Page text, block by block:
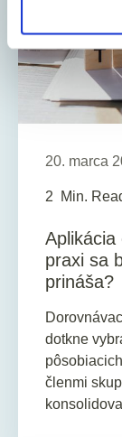
20. marca
2 Min.
Aplikácia
praxi sa
prináša?
dotkne
členmi